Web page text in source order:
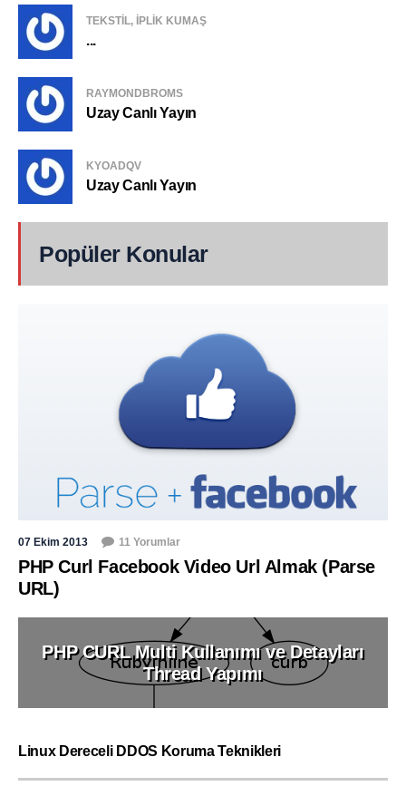
TEKSTIL, IPLIK KUMAŞ
...
RAYMONDBROMS
Uzay Canlı Yayın
KYOADQV
Uzay Canlı Yayın
Popüler Konular
07 Ekim 2013 11 Yorumlar
PHP Curl Facebook Video Url Almak (Parse
URL)
PHP CURL Multi Kullanımı ve Detayları
Thread Yapımı
Linux Dereceli DDOS Koruma Teknikleri